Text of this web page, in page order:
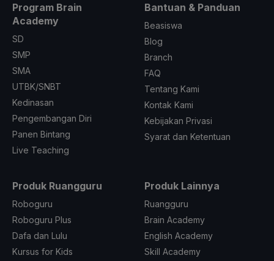
Program Brain
Academy
SD
SMP
SMA
UTBK/SNBT
Kedinasan
Pengembangan Diri
Panen Bintang
Live Teaching
Bantuan & Panduan
Beasiswa
Blog
Branch
FAQ
Tentang Kami
Kontak Kami
Kebijakan Privasi
Syarat dan Ketentuan
Produk Ruangguru
Roboguru
Roboguru Plus
Dafa dan Lulu
Kursus for Kids
Produk Lainnya
Ruangguru
Brain Academy
English Academy
Skill Academy